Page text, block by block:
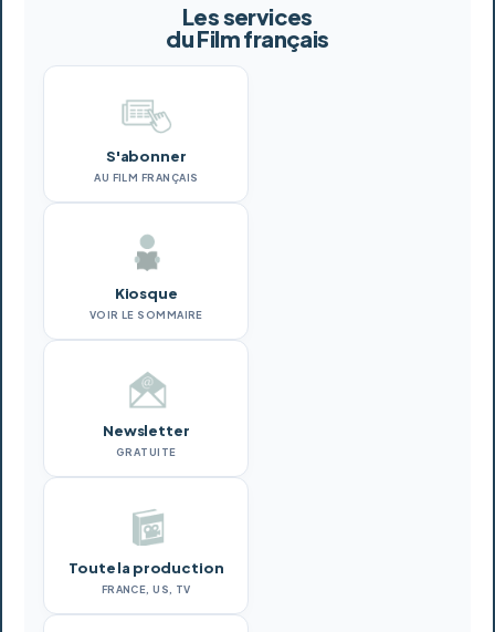
Les services
du Film français
S'abonner
AU FILM FRANÇAIS
Kiosque
VOIR LE SOMMAIRE
Newsletter
GRATUITE
Toute la production
FRANCE, US, TV